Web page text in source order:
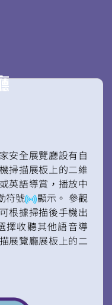
安全展覽廳設有自
掃描展板上的二維
英語導賞，播放中
符號
顯示。 參觀
根據掃描後手機出
擇收聽其他語音導
展覽廳展板上的二